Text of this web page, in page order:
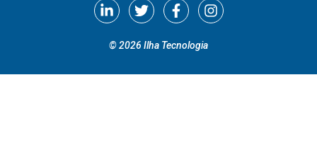
©2026 Ilha Tecnologia